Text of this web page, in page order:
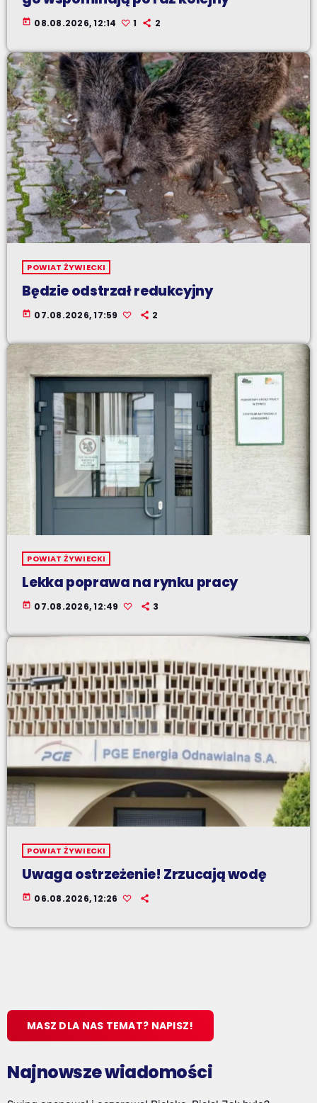
today 08.08.2026, 12:14 1 2
POWIAT ŻYWIECKI
Będzie odstrzał redukcyjny
today 07.08.2026, 17:59 2
POWIAT ŻYWIECKI
Lekka poprawa na rynku pracy
today 07.08.2026, 12:49 3
POWIAT ŻYWIECKI
Uwaga ostrzeżenie! Zrzucają wodę
today 06.08.2026, 12:26
MASZ DLA NAS TEMAT? NAPISZ!
Najnowsze wiadomości